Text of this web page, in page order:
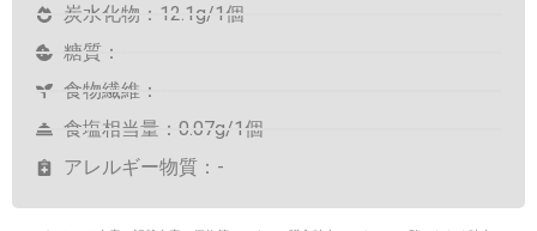
炭水化物：12.1g/1個
糖質：-
食物繊維：-
食塩相当量：0.07g/1個
アレルギー物質：-